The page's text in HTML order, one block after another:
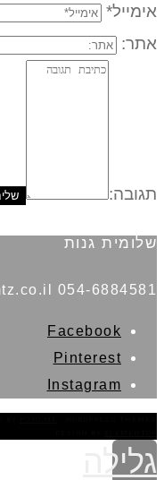
אימייל*
אתר:
תגובה:
שלומית גנות
054-6884581 studio@shlomtz.co.il
Facebook
Pinterest
Instagram
גלילה